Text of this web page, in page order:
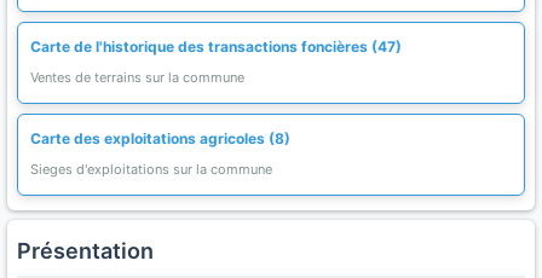
Carte de l'historique des transactions foncières (47)
Ventes de terrains sur la commune
Carte des exploitations agricoles (8)
Sieges d'exploitations sur la commune
Présentation